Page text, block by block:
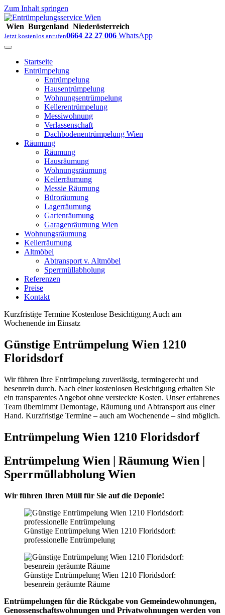
Zum Inhalt springen
Wien Burgenland Niederösterreich
Jetzt kostenlos anrufen0664 22 27 006 WhatsApp
Startseite
Entrümpelung
Entrümpelung
Hausentrümpelung
Wohnungsentrümpelung
Kellerentrümpelung
Messiwohnung
Verlassenschaft
Dachbodenentrümpelung Wien
Räumung
Räumung
Hausräumung
Wohnungsräumung
Kellerräumung
Messie Räumung
Büroräumung
Lagerräumung
Gartenräumung
Garagenräumung Wien
Wohnungsräumung
Kellerräumung
Altmöbel
Abtransport v. Altmöbel
Sperrmüllabholung
Referenzen
Preise
Kontakt
Kurzfristige Termine Kostenlose Besichtigung Auch am
Wochenende im Einsatz
Günstige Entrümpelung Wien 1210
Floridsdorf
Wir führen Ihre Entrümpelung zuverlässig, termingerecht und
besenrein durch. Nach einer kostenlosen Besichtigung erhalten Sie
ein transparentes Angebot ohne versteckte Kosten. Unser erfahrenes
Team übernimmt Demontage, Räumung und Abtransport aus einer
Hand. Kurzfristige Termine – auch am Wochenende – sind möglich.
Entrümpelung Wien 1210 Floridsdorf
Entrümpelung Wien | Räumung Wien |
Sperrmüllabholung Wien
Wir führen Ihren Müll für Sie auf die Deponie!
Günstige Entrümpelung Wien 1210 Floridsdorf:
professionelle Entrümpelung
Günstige Entrümpelung Wien 1210 Floridsdorf:
besenrein geräumte Räume
Entrümpelungen für die Rückgabe von Gemeindewohnungen,
Genossenschaftswohnungen und Privatwohnungen werden von